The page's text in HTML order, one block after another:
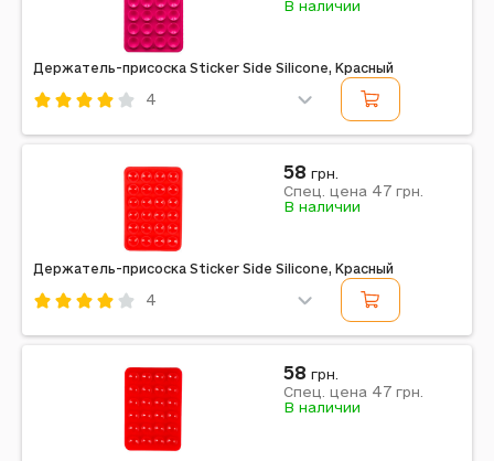
Держатель-присоска Sticker Side Silicone, Красный
4
Примечание: 75 x 50 мм, Raspberry
В наличии
Держатель-присоска Sticker Side Silicone, Красный
4
Примечание: 80 x 55 мм
58 грн.
Спец. цена 47 грн.
В наличии
58 грн.
Спец. цена 47 грн.
В наличии